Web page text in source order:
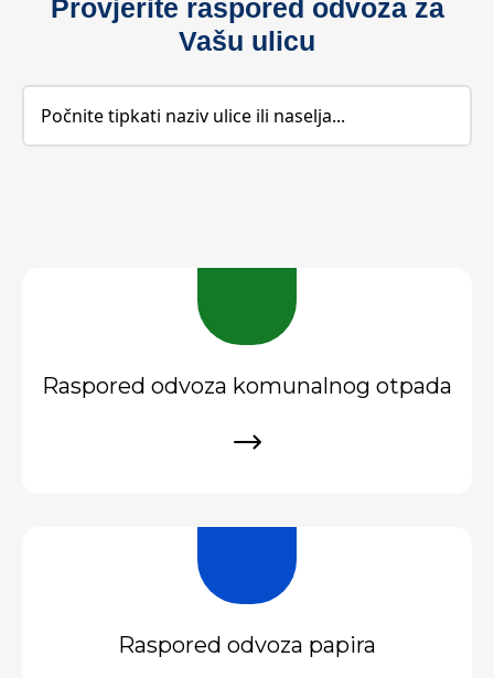
Provjerite raspored odvoza za
Vašu ulicu
Raspored odvoza komunalnog otpada
Raspored odvoza papira